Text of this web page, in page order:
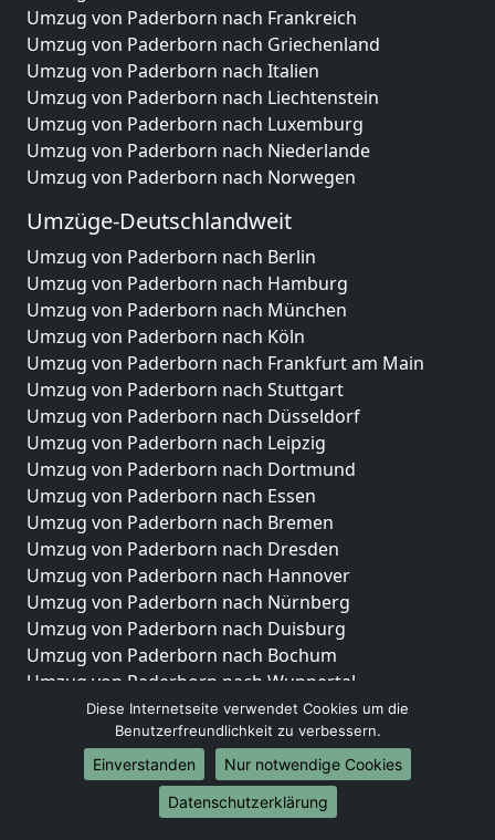
Umzug von Paderborn nach Frankreich
Umzug von Paderborn nach Griechenland
Umzug von Paderborn nach Italien
Umzug von Paderborn nach Liechtenstein
Umzug von Paderborn nach Luxemburg
Umzug von Paderborn nach Niederlande
Umzug von Paderborn nach Norwegen
Umzüge-Deutschlandweit
Umzug von Paderborn nach Berlin
Umzug von Paderborn nach Hamburg
Umzug von Paderborn nach München
Umzug von Paderborn nach Köln
Umzug von Paderborn nach Frankfurt am Main
Umzug von Paderborn nach Stuttgart
Umzug von Paderborn nach Düsseldorf
Umzug von Paderborn nach Leipzig
Umzug von Paderborn nach Dortmund
Umzug von Paderborn nach Essen
Umzug von Paderborn nach Bremen
Umzug von Paderborn nach Dresden
Umzug von Paderborn nach Hannover
Umzug von Paderborn nach Nürnberg
Umzug von Paderborn nach Duisburg
Umzug von Paderborn nach Bochum
Umzug von Paderborn nach Wuppertal
Umzug von Paderborn nach Bielefeld
Umzug von Paderborn nach Bonn
Umzug von Paderborn nach Münster
Internationale-Umzüge
Diese Internetseite verwendet Cookies um die
Benutzerfreundlichkeit zu verbessern.
Einverstanden
Nur notwendige Cookies
Datenschutzerklärung